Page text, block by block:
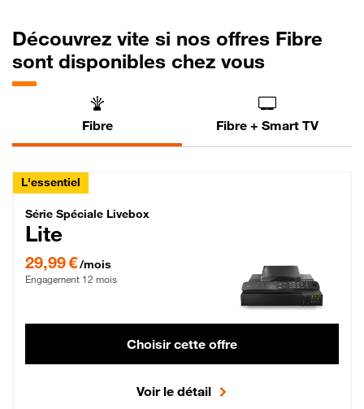
Découvrez vite si nos offres Fibre
sont disponibles chez vous
Fibre Fibre + Smart TV
L'essentiel
Série Spéciale Livebox Lite Fibre
Série Spéciale Livebox
Lite
29,99 €/mois
Engagement 12 mois
Choisir cette offre
Voir le détail